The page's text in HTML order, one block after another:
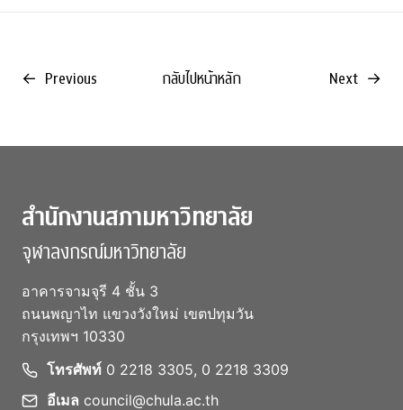
← Previous กลับไปหน้าหลัก Next →
สำนักงานสภามหาวิทยาลัย
จุฬาลงกรณ์มหาวิทยาลัย
อาคารจามจุรี 4 ชั้น 3
ถนนพญาไท แขวงวังใหม่ เขตปทุมวัน
กรุงเทพฯ 10330
โทรศัพท์ 0 2218 3305, 0 2218 3309
อีเมล council@chula.ac.th